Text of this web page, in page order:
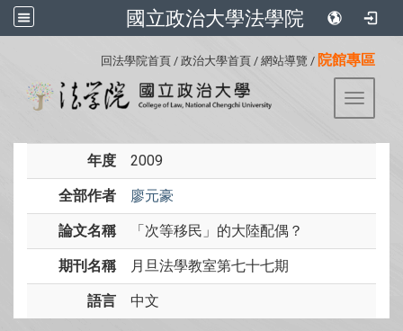
國立政治大學法學院
回法學院首頁 / 政治大學首頁 / 網站導覽 / 院館專區
Toggle
年度 2009
全部作者 廖元豪
論文名稱 「次等移民」的大陸配偶？
期刊名稱 月旦法學教室第七十七期
語言 中文